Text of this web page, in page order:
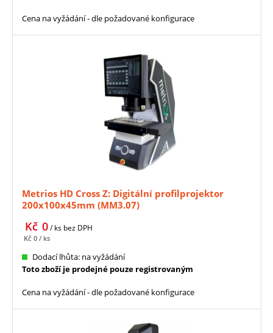
Cena na vyžádání - dle požadované konfigurace
Metrios HD Cross Z: Digitální profilprojektor
200x100x45mm (MM3.07)
0
Kč / ks bez DPH
0
Kč / ks
Dodací lhůta: na vyžádání
Toto zboží je prodejné pouze registrovaným
Cena na vyžádání - dle požadované konfigurace